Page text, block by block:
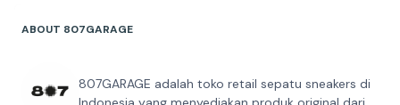
ABOUT 807GARAGE
807GARAGE adalah toko retail sepatu sneakers di